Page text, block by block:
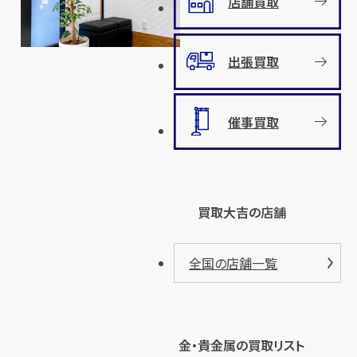
出張買取
催事買取
買取大吉の店舗
全国の店舗一覧
金・貴金属の買取リスト